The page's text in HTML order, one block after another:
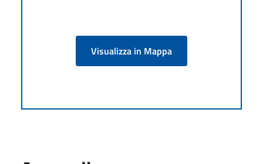
Visualizza in Mappa